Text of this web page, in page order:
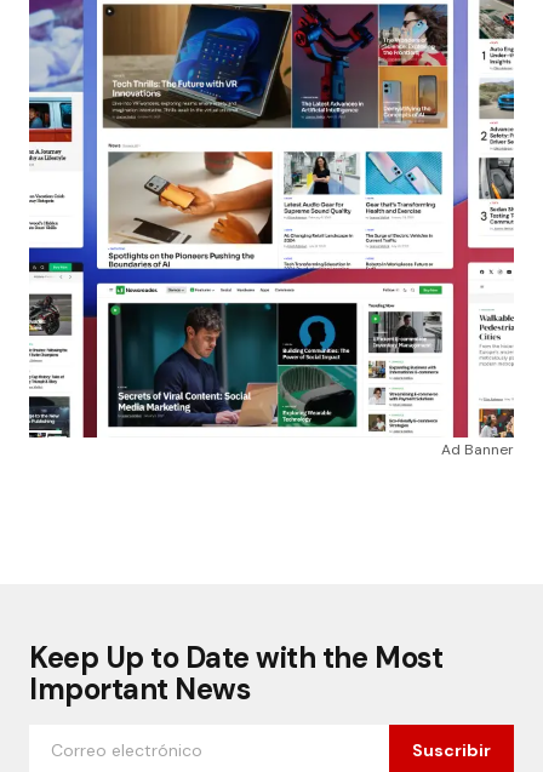
Ad Banner
Keep Up to Date with the Most
Important News
Suscribir